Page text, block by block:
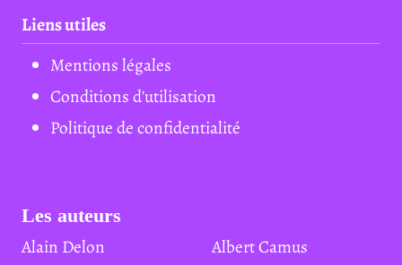
Liens utiles
Mentions légales
Conditions d'utilisation
Politique de confidentialité
Les auteurs
Alain Delon
Albert Camus